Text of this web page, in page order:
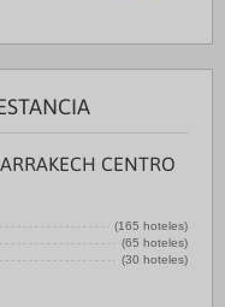
CENTRO
(165 hoteles)
(65 hoteles)
(30 hoteles)